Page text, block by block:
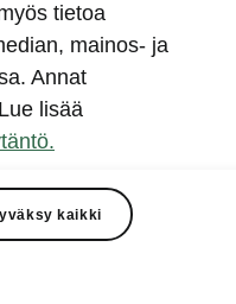
ja hybridit
hybridit
sähköautoiluun
ja turvallisuus
päivitys
kartalla
tietoa
mainos- ja
Annat
lisää
kaikki